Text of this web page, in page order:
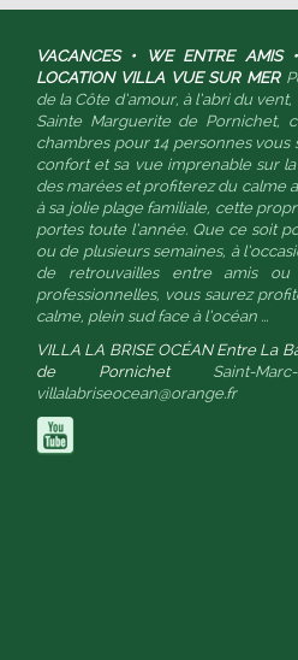
VACANCES • WE ENTRE AMIS
LOCATION VILLA VUE SUR MER
de la Côte d’amour, à l’abri du
Sainte Marguerite de Pornichet,
chambres pour 14 personnes vous
confort et sa vue imprenable sur
des marées et profiterez du calme
à sa jolie plage familiale, cette
portes toute l’année. Que ce soit
ou de plusieurs semaines, à
de retrouvailles entre amis
professionnelles, vous saurez
calme, plein sud face à l’océan ...
VILLA LA BRISE OCÉAN Entre La
de Pornichet
Saint-
villalabriseocean@orange.fr